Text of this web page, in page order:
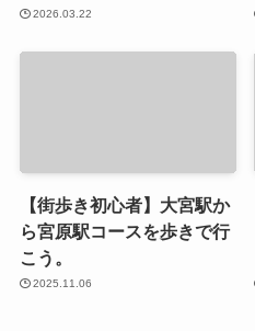
2026.03.22
【街歩き初心者】大宮駅か
ら宮原駅コースを歩きで行
こう。
2025.11.06